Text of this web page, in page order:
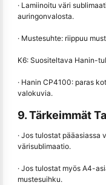
· Lamiinoitu väri
auringonvalosta.
· Mustesuhte: riippuu
K6: Suositeltava Hanin-
· Hanin CP4100: paras
valokuvia.
9. Tärkeimmät
· Jos tulostat
värisublimaatio.
· Jos tulostat myös A4-
mustesuihku.